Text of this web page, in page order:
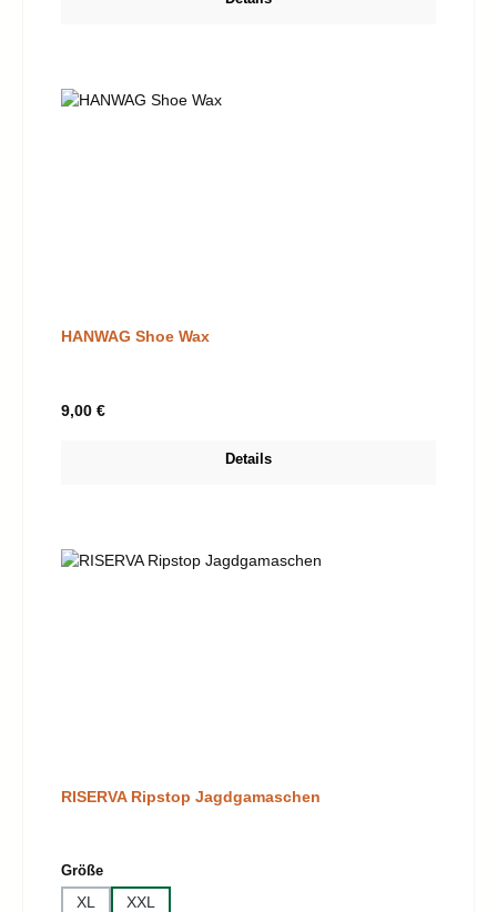
HANWAG Shoe Wax
Regulärer Preis:
9,00 €
Details
RISERVA Ripstop Jagdgamaschen
Größeauswählen
XL XXL